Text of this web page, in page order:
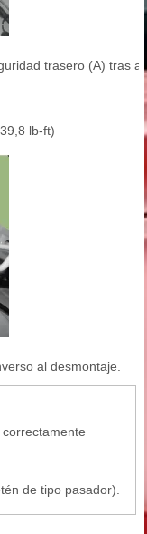
trasero (A) tras
lb-ft)
al desmontaje.
de tipo pasador).